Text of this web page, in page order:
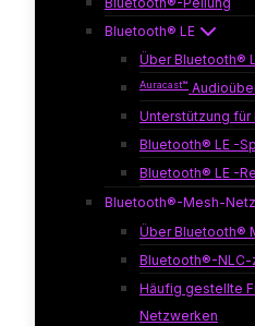
Bluetooth® LE
Über Bluetooth®
Auracast™
Unterstützung für
Bluetooth® LE -
Bluetooth® LE -
Bluetooth®-Mesh-
Über Bluetooth®
Bluetooth®-NLC-
Häufig gestellte
Netzwerken